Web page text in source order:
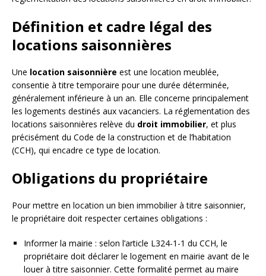
Définition et cadre légal des
locations saisonnières
Une location saisonnière est une location meublée,
consentie à titre temporaire pour une durée déterminée,
généralement inférieure à un an. Elle concerne principalement
les logements destinés aux vacanciers. La réglementation des
locations saisonnières relève du droit immobilier, et plus
précisément du Code de la construction et de l’habitation
(CCH), qui encadre ce type de location.
Obligations du propriétaire
Pour mettre en location un bien immobilier à titre saisonnier,
le propriétaire doit respecter certaines obligations :
Informer la mairie : selon l’article L324-1-1 du CCH, le
propriétaire doit déclarer le logement en mairie avant de le
louer à titre saisonnier. Cette formalité permet au maire